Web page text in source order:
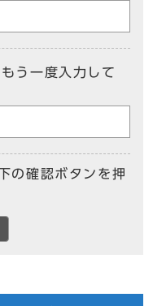
う一度入力して
の確認ボタンを押